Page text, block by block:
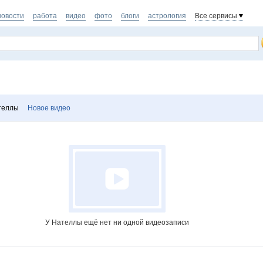
работа видео фото блоги астрология Все сервисы
Новое видео
У Нателлы ещё нет ни одной видеозаписи